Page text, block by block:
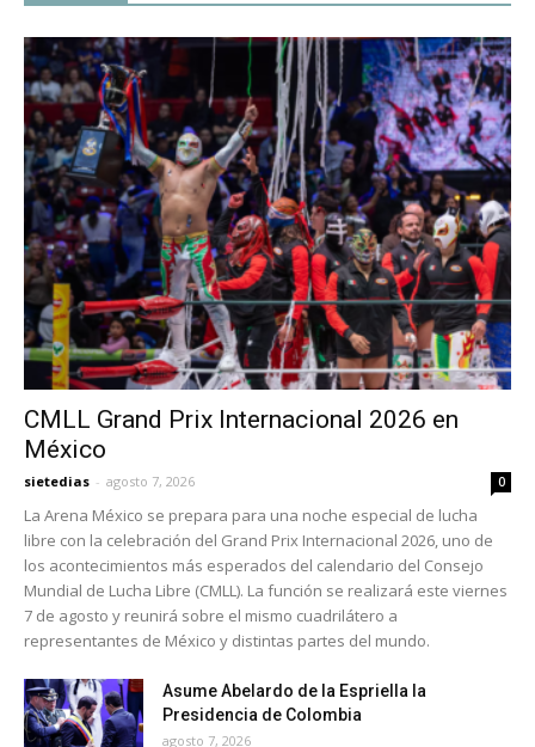
CMLL Grand Prix Internacional 2026 en
México
sietedias - agosto 7, 2026 0
La Arena México se prepara para una noche especial de lucha
libre con la celebración del Grand Prix Internacional 2026, uno de
los acontecimientos más esperados del calendario del Consejo
Mundial de Lucha Libre (CMLL). La función se realizará este viernes
7 de agosto y reunirá sobre el mismo cuadrilátero a
representantes de México y distintas partes del mundo.
Asume Abelardo de la Espriella la
Presidencia de Colombia
agosto 7, 2026